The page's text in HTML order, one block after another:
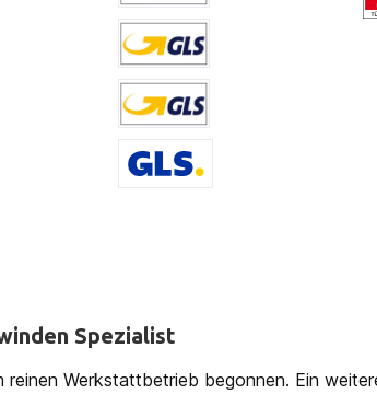
Versand DE, AT, BE, NL < 41,5
Versand LI, LU, < 40 kg
Spezialist
Werkstattbetrieb begonnen. Ein